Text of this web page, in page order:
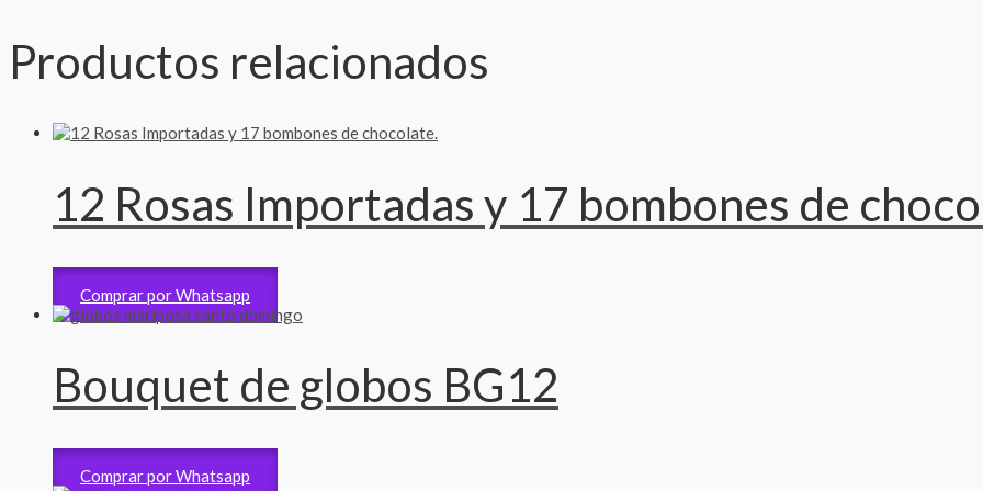
Productos relacionados
12 Rosas Importadas y 17 bombones de
Madres4,100RD$
Comprar por Whatsapp
Bouquet de globos BG12
Bouquet Gigante4,900RD$
Comprar por Whatsapp